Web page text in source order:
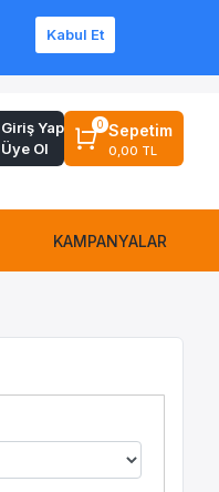
Giriş Yap
Üye Ol
0 Sepetim
0,00 TL
KAMPANYALAR
Kabul Et